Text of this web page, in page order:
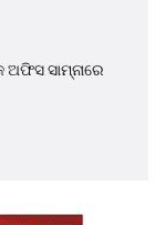
ସାମ୍ନାରେ